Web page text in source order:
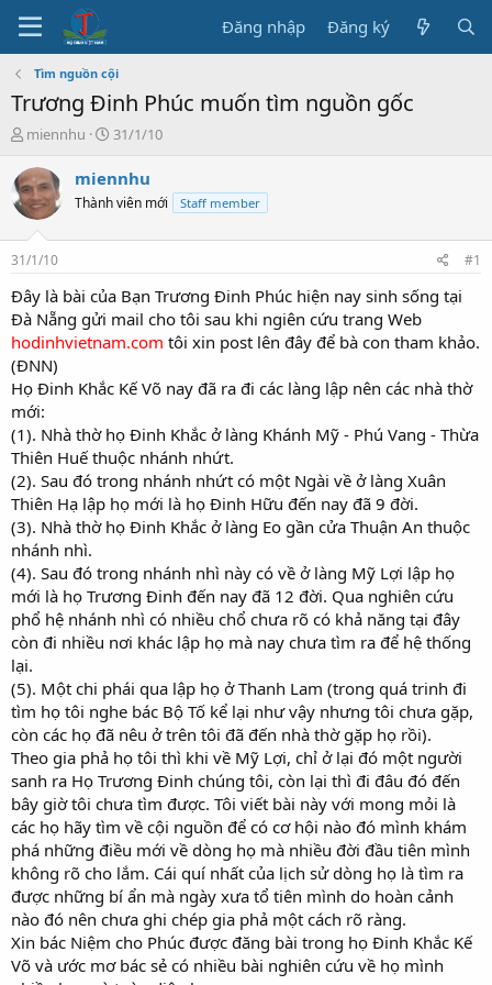
Đăng nhập Đăng ký
Tìm nguồn cội
Trương Đinh Phúc muốn tìm nguồn gốc
T
r
e
a
s
t
a
r
t
e
r
miennhu
N
à
b
ầ
31/1/10
miennhu
Thành viên mới Staff member
31/1/10 #1
Đây là bài của Bạn Trương Đinh Phúc hiện nay sinh sống tại
Đà Nẵng gửi mail cho tôi sau khi ngiên cứu trang Web
hodinhvietnam.com tôi xin post lên đây để bà con tham khảo.
(ĐNN)
Họ Đinh Khắc Kế Võ nay đã ra đi các làng lập nên các nhà thờ
mới:
(1). Nhà thờ họ Đinh Khắc ở làng Khánh Mỹ - Phú Vang - Thừa
Thiên Huế thuộc nhánh nhứt.
(2). Sau đó trong nhánh nhứt có một Ngài về ở làng Xuân
Thiên Hạ lập họ mới là họ Đinh Hữu đến nay đã 9 đời.
(3). Nhà thờ họ Đinh Khắc ở làng Eo gần cửa Thuận An thuộc
nhánh nhì.
(4). Sau đó trong nhánh nhì này có về ở làng Mỹ Lợi lập họ
mới là họ Trương Đinh đến nay đã 12 đời. Qua nghiên cứu
phổ hệ nhánh nhì có nhiều chổ chưa rõ có khả năng tại đây
còn đi nhiều nơi khác lập họ mà nay chưa tìm ra để hệ thống
lại.
(5). Một chi phái qua lập họ ở Thanh Lam (trong quá trinh đi
tìm họ tôi nghe bác Bộ Tố kể lại như vậy nhưng tôi chưa gặp,
còn các họ đã nêu ở trên tôi đã đến nhà thờ gặp họ rồi).
Theo gia phả họ tôi thì khi về Mỹ Lợi, chỉ ở lại đó một người
sanh ra Họ Trương Đinh chúng tôi, còn lại thì đi đâu đó đến
bây giờ tôi chưa tìm được. Tôi viết bài này với mong mỏi là
các họ hãy tìm về cội nguồn để có cơ hội nào đó mình khám
phá những điều mới về dòng họ mà nhiều đời đầu tiên mình
không rõ cho lắm. Cái quí nhất của lịch sử dòng họ là tìm ra
được những bí ẩn mà ngày xưa tổ tiên mình do hoàn cảnh
nào đó nên chưa ghi chép gia phả một cách rõ ràng.
Xin bác Niệm cho Phúc được đăng bài trong họ Đinh Khắc Kế
Võ và ước mơ bác sẻ có nhiều bài nghiên cứu về họ mình